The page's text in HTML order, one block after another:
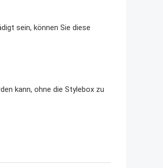
sein, können Sie diese
kann, ohne die Stylebox zu